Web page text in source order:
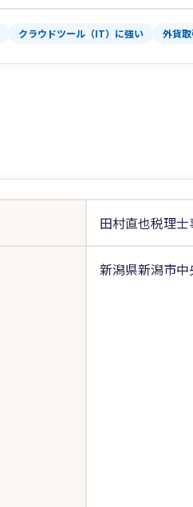
クラウドツール（IT）に強い 外貨
田村直也税理
新潟県新潟市